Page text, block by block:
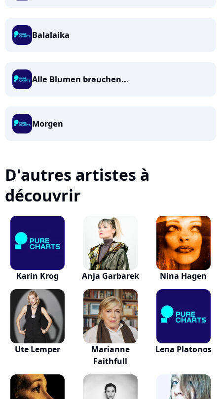
Balalaika
Alle Blumen brauchen...
Morgen
D'autres artistes à
découvrir
Karin Krog Anja Garbarek Nina Hagen
Ute Lemper
Marianne
Faithfull
Lena Platonos